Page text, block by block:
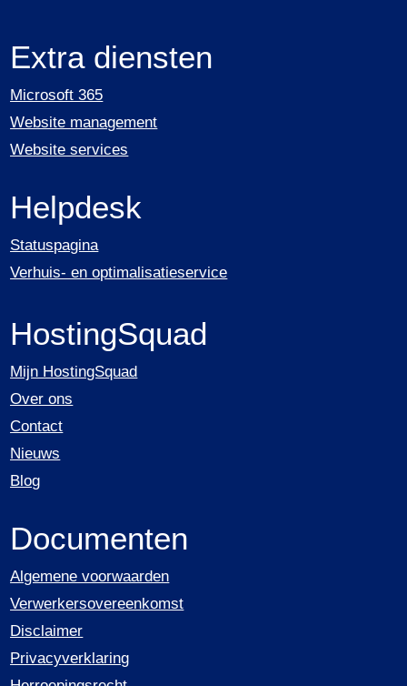
Extra diensten
Microsoft 365
Website management
Website services
Helpdesk
Statuspagina
Verhuis- en optimalisatieservice
HostingSquad
Mijn HostingSquad
Over ons
Contact
Nieuws
Blog
Documenten
Algemene voorwaarden
Verwerkersovereenkomst
Disclaimer
Privacyverklaring